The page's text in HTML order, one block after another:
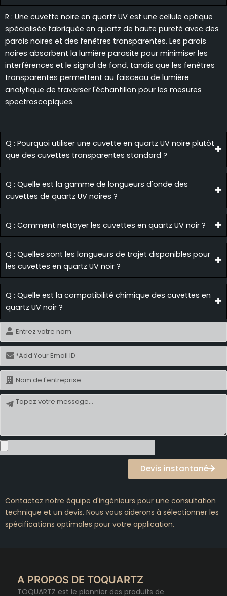
R : Une cuvette noire en quartz UV est une cellule optique
spécialisée fabriquée en quartz de haute pureté avec des
parois noires et des fenêtres transparentes. Les parois
noires absorbent la lumière parasite pour minimiser les
interférences et le signal de fond, tandis que les fenêtres
transparentes permettent au faisceau de lumière
analytique de traverser l'échantillon pour les mesures
spectroscopiques.
Q : Pourquoi utiliser une cuvette en quartz UV noire plutôt
que des cuvettes transparentes standard ?
Q : Quelle est la gamme de longueurs d'onde des
cuvettes de quartz UV noires ?
Q : Comment nettoyer les cuvettes en quartz UV noir ?
Q : Quelles sont les longueurs de trajet disponibles pour
les cuvettes en quartz UV noir ?
Q : Quelle est la compatibilité chimique des cuvettes en
quartz UV noir ?
Nom
Courriel
Nom
Message
Devis instantané
Contactez notre équipe d'ingénieurs pour une consultation
technique et un devis. Nous vous aiderons à sélectionner les
spécifications optimales pour votre application.
A PROPOS DE TOQUARTZ
TOQUARTZ est le pionnier des produits de